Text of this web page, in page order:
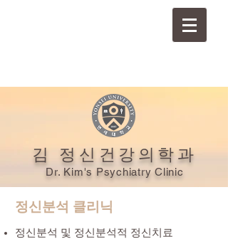
김 정신건강의학과
Dr. Kim's Psychiatry Clinic
정신분석 클리닉
​정신분석 및 정신분석적 정신치료